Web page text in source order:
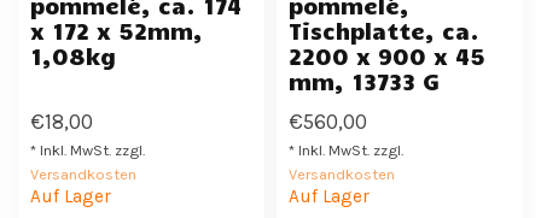
x 172 x 52mm,
1,08kg
€18,00
* Inkl. MwSt. zzgl.
Versandkosten
Auf Lager
Tischplatte, ca.
2200 x 900 x 45
mm, 13733 G
€560,00
* Inkl. MwSt. zzgl.
Versandkosten
Auf Lager